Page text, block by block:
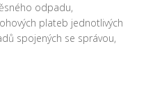
odpadu,
plateb jednotlivých
spojených se správou,